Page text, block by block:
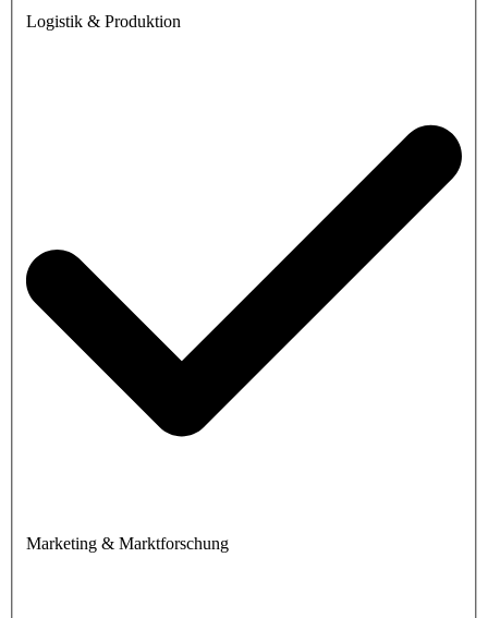
Logistik & Produktion
Marketing & Marktforschung